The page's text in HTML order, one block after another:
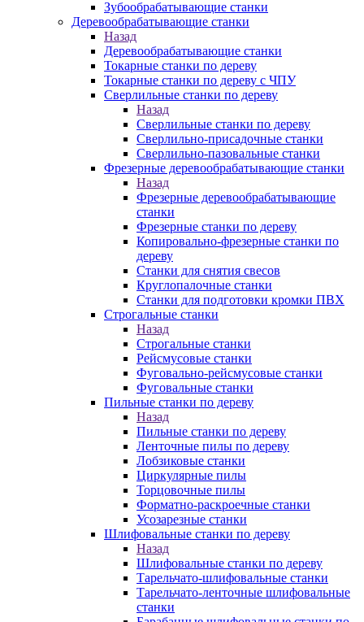
Зубообрабатывающие станки
Деревообрабатывающие станки
Назад
Деревообрабатывающие станки
Токарные станки по дереву
Токарные станки по дереву с ЧПУ
Сверлильные станки по дереву
Назад
Сверлильные станки по дереву
Сверлильно-присадочные станки
Сверлильно-пазовальные станки
Фрезерные деревообрабатывающие станки
Назад
Фрезерные деревообрабатывающие
станки
Фрезерные станки по дереву
Копировально-фрезерные станки по
дереву
Станки для снятия свесов
Круглопалочные станки
Станки для подготовки кромки ПВХ
Строгальные станки
Назад
Строгальные станки
Рейсмусовые станки
Фуговально-рейсмусовые станки
Фуговальные станки
Пильные станки по дереву
Назад
Пильные станки по дереву
Ленточные пилы по дереву
Лобзиковые станки
Циркулярные пилы
Торцовочные пилы
Форматно-раскроечные станки
Усозарезные станки
Шлифовальные станки по дереву
Назад
Шлифовальные станки по дереву
Тарельчато-шлифовальные станки
Тарельчато-ленточные шлифовальные
станки